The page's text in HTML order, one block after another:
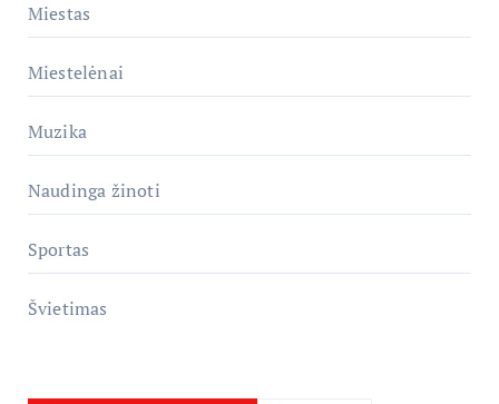
Miestas
Miestelėnai
Muzika
Naudinga žinoti
Sportas
Švietimas